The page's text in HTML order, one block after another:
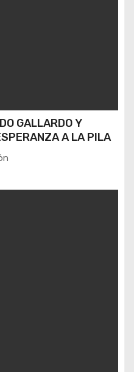
GALLARDO Y
A LA PILA